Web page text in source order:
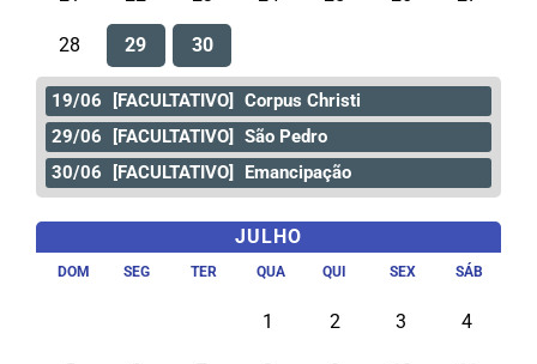
28 29 30
19/06 [FACULTATIVO]
Corpus Christi
29/06
[FACULTATIVO]
São Pedro
30/06
[FACULTATIVO] Emancipação
JULHO
DOM SEG TER QUA QUI SEX SÁB
1 2 3 4